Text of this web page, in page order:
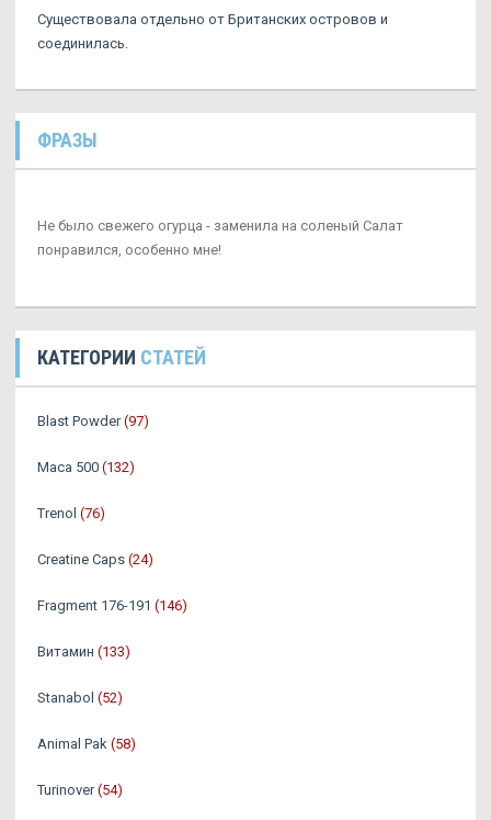
Существовала отдельно от Британских островов и
соединилась.
ФРАЗЫ
Не было свежего огурца - заменила на соленый Салат
понравился, особенно мне!
КАТЕГОРИИ СТАТЕЙ
Blast Powder (97)
Maca 500 (132)
Trenol (76)
Creatine Caps (24)
Fragment 176-191 (146)
Витамин (133)
Stanabol (52)
Animal Pak (58)
Turinover (54)